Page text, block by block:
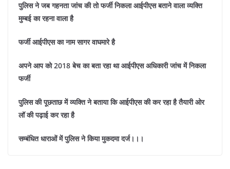
पुलिस ने जब गहनता जांच की तो फर्जी निकला आईपीएस बताने वाला व्यक्ति
मुम्बई का रहना वाला है
फर्जी आईपीएस का नाम सागर वाघमारे है
अपने आप को 2018 बेच का बता रहा था आईपीएस अधिकारी जांच में निकला
फर्जी
पुलिस की पूछताछ में व्यक्ति ने बताया कि आईपीएस की कर रहा है तैयारी ओर
लॉ की पढ़ाई कर रहा है
सम्बंधित धाराओं में पुलिस ने किया मुकदमा दर्ज।।।